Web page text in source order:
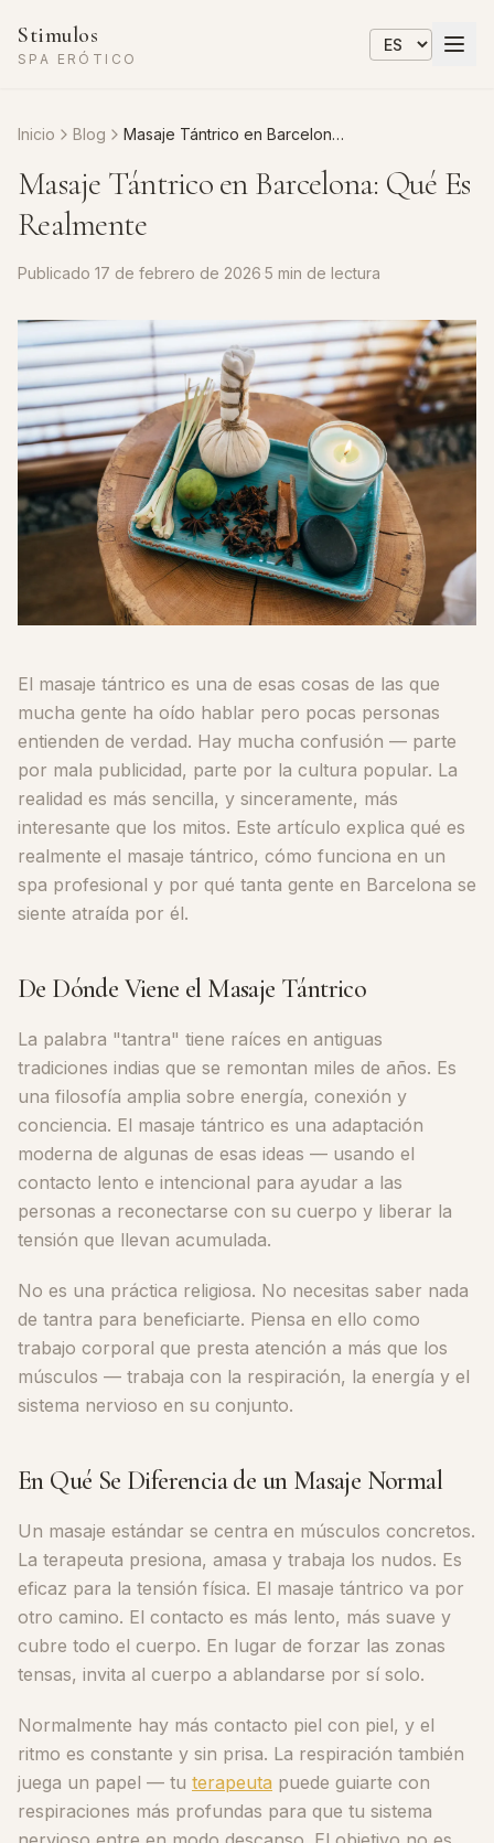
Stimulos
SPA ERÓTICO
Inicio Blog Masaje Tántrico en Barcelona: Qué Es Realmente
Masaje Tántrico en Barcelona: Qué Es
Realmente
Publicado 17 de febrero de 2026 5 min de lectura
El masaje tántrico es una de esas cosas de las que
mucha gente ha oído hablar pero pocas personas
entienden de verdad. Hay mucha confusión — parte
por mala publicidad, parte por la cultura popular. La
realidad es más sencilla, y sinceramente, más
interesante que los mitos. Este artículo explica qué es
realmente el masaje tántrico, cómo funciona en un
spa profesional y por qué tanta gente en Barcelona se
siente atraída por él.
De Dónde Viene el Masaje Tántrico
La palabra "tantra" tiene raíces en antiguas
tradiciones indias que se remontan miles de años. Es
una filosofía amplia sobre energía, conexión y
conciencia. El masaje tántrico es una adaptación
moderna de algunas de esas ideas — usando el
contacto lento e intencional para ayudar a las
personas a reconectarse con su cuerpo y liberar la
tensión que llevan acumulada.
No es una práctica religiosa. No necesitas saber nada
de tantra para beneficiarte. Piensa en ello como
trabajo corporal que presta atención a más que los
músculos — trabaja con la respiración, la energía y el
sistema nervioso en su conjunto.
En Qué Se Diferencia de un Masaje Normal
Un masaje estándar se centra en músculos concretos.
La terapeuta presiona, amasa y trabaja los nudos. Es
eficaz para la tensión física. El masaje tántrico va por
otro camino. El contacto es más lento, más suave y
cubre todo el cuerpo. En lugar de forzar las zonas
tensas, invita al cuerpo a ablandarse por sí solo.
Normalmente hay más contacto piel con piel, y el
ritmo es constante y sin prisa. La respiración también
juega un papel — tu terapeuta puede guiarte con
respiraciones más profundas para que tu sistema